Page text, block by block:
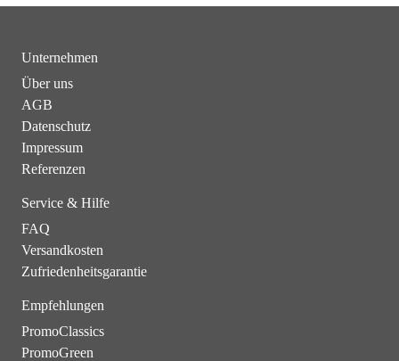
Unternehmen
Über uns
AGB
Datenschutz
Impressum
Referenzen
Service & Hilfe
FAQ
Versandkosten
Zufriedenheitsgarantie
Empfehlungen
PromoClassics
PromoGreen